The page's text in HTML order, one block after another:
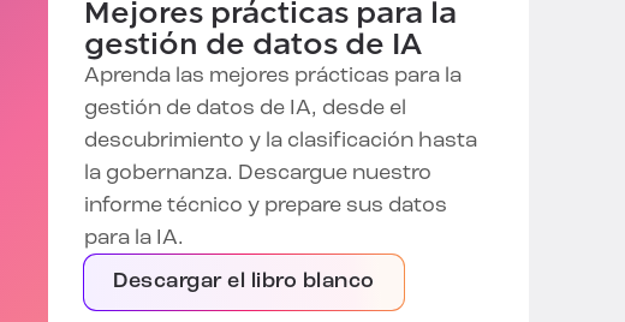
Mejores prácticas para la
gestión de datos de IA
Aprenda las mejores prácticas para la
gestión de datos de IA, desde el
descubrimiento y la clasificación hasta
la gobernanza. Descargue nuestro
informe técnico y prepare sus datos
para la IA.
Descargar el libro blanco